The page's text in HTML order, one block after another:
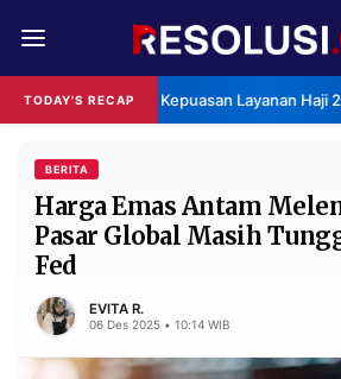
TODAY'S RECAP
BPS: Indeks Kepuasan Layanan Haji
REDAKSI TENTANG
RESOLUSI IKLAN
RUBRIKASI
EDITORIAL
FINANSIA PERSONA
DAERAH NASIONAL
BERITA
Harga Emas Antam
Pasar Global Masih
Fed
EVITA R.
06 Des 2025 • 10:14 WIB